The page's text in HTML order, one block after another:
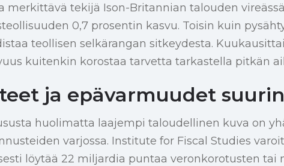
merkittävä tekijä Ison-Britannian talouden
0,7 prosentin kasvu. Toisin kuin
teollisen selkärangan sitkeydesta.
kuitenkin korostaa tarvetta tarkastella pitkän
ja epävarmuudet
huolimatta laajempi taloudellinen kuva on
varjossa. Institute for Fiscal Studies
löytää 22 miljardia puntaa veronkorotusten tai